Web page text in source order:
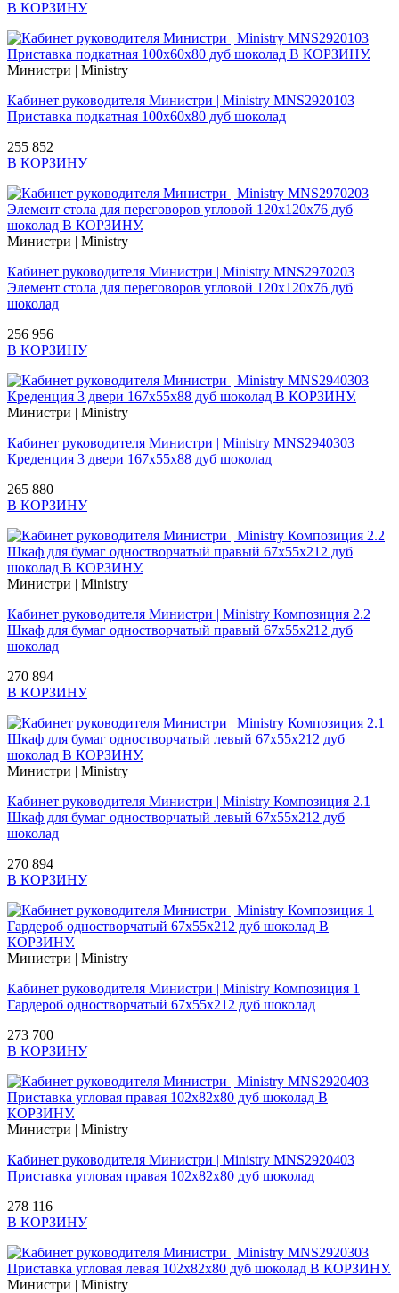
В КОРЗИНУ
Министри | Ministry
Кабинет руководителя Министри | Ministry MNS2920103
Приставка подкатная 100x60x80 дуб шоколад
255 852
В КОРЗИНУ
Министри | Ministry
Кабинет руководителя Министри | Ministry MNS2970203
Элемент стола для переговоров угловой 120x120x76 дуб
шоколад
256 956
В КОРЗИНУ
Министри | Ministry
Кабинет руководителя Министри | Ministry MNS2940303
Креденция 3 двери 167x55x88 дуб шоколад
265 880
В КОРЗИНУ
Министри | Ministry
Кабинет руководителя Министри | Ministry Композиция 2.2
Шкаф для бумаг одностворчатый правый 67х55х212 дуб
шоколад
270 894
В КОРЗИНУ
Министри | Ministry
Кабинет руководителя Министри | Ministry Композиция 2.1
Шкаф для бумаг одностворчатый левый 67х55х212 дуб
шоколад
270 894
В КОРЗИНУ
Министри | Ministry
Кабинет руководителя Министри | Ministry Композиция 1
Гардероб одностворчатый 67х55х212 дуб шоколад
273 700
В КОРЗИНУ
Министри | Ministry
Кабинет руководителя Министри | Ministry MNS2920403
Приставка угловая правая 102x82x80 дуб шоколад
278 116
В КОРЗИНУ
Министри | Ministry